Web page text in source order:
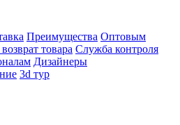
Преимущества Оптовым
товара Служба контроля
Дизайнеры
3d тур